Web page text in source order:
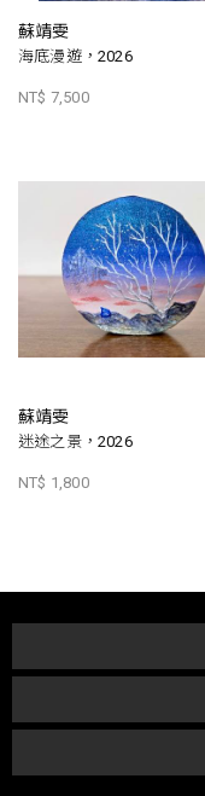
蘇靖雯
海底漫遊，2026
NT$ 7,500
蘇靖雯
迷途之景，2026
NT$ 1,800